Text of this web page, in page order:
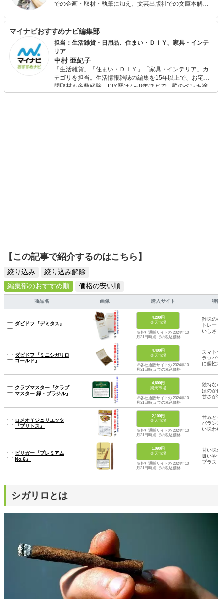
での企画・取材・執筆に加え、文芸出版社での文庫本解
空気環境及び防災セキュリティ関連など硬めな領域でのコ
ンサルタントでもあり、特に受動喫煙防止対策の測定コン
サルとしては日本で唯一無二。 阪神淡路大震災ののち防災
士・メンタルケアカウンセラー等の資格を取得、趣味は剣
道・空手といった武道系と鉄道旅行。
マイナビおすすめナビ編集部
担当：生活雑貨・日用品、住まい・ＤＩＹ、家具・インテ
リア
中村 亜紀子
「生活雑貨」「住まい・ＤＩＹ」「家具・インテリア」カ
テゴリを担当。生活情報雑誌の編集を15年以上で、お宅訪
問取材も多数経験。DIY歴は7～8年ほどで、壁のペンキ塗
りや壁紙チェンジなどもチャレンジ済み。初心者でもモノ
【この記事で紹介するのはこちら】
絞り込み
絞り込み解除
編集部のおすすめ順
価格の安い順
商品名 画像 購入サイト 特徴
ダビドフ『デミタス』
4,200円
楽天市場
※各社通販サイトの 2024年10
月31日時点 での税込価格
雑味の
トレー
いしさ
ダビドフ『ミニシガリロ
ゴールド』
4,400円
楽天市場
※各社通販サイトの 2024年10
月31日時点 での税込価格
スマト
ラッパ
に個性
クラブマスター『クラブ
マスター 緑・ブラジル』
4,600円
楽天市場
※各社通販サイトの 2024年10
月31日時点 での税込価格
独特な
ほのか
甘さが
ロメオＹジュリエッタ
『プリトス』
2,100円
楽天市場
※各社通販サイトの 2024年10
月31日時点 での税込価格
甘みと
バラン
い味わい
ビリガー『プレミアム
No.6』
1,090円
楽天市場
※各社通販サイトの 2024年10
月31日時点 での税込価格
甘い味
吸いや
プラス
シガリロとは